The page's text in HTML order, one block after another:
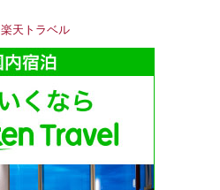
楽天トラベル